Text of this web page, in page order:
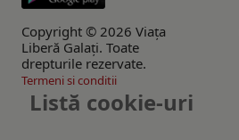
Copyright © 2026 Viaţa
Liberă Galaţi. Toate
drepturile rezervate.
Termeni si conditii
Listă cookie-uri